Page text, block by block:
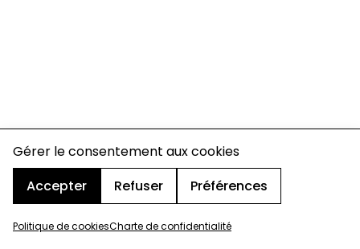
Gérer le consentement aux cookies
Accepter
Refuser Préférences
Politique de cookiesCharte de confidentialité